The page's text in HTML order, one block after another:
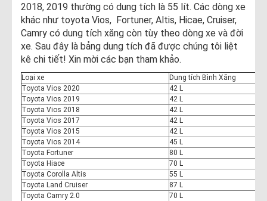
2018, 2019 thường có dung tích là 55 lít. Các dòng xe
khác như toyota Vios, Fortuner, Altis, Hicae, Cruiser,
Camry có dung tích xăng còn tùy theo dòng xe và đời
xe. Sau đây là bảng dung tích đã được chúng tôi liệt
kê chi tiết! Xin mời các bạn tham khảo.
Loại xe
Dung tích Bình Xăng
Toyota Vios 2020
42 L
Toyota Vios 2019
42 L
Toyota Vios 2018
42 L
Toyota Vios 2017
42 L
Toyota Vios 2015
42 L
Toyota Vios 2014
45 L
Toyota Fortuner
80 L
Toyota Hiace
70 L
Toyota Corolla Altis
55 L
Toyota Land Cruiser
87 L
Toyota Camry 2.0
70 L